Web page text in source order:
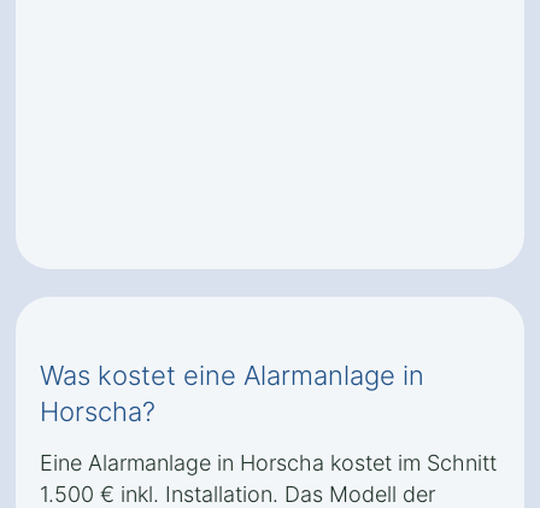
Was kostet eine Alarmanlage in
Horscha?
Eine Alarmanlage in Horscha kostet im Schnitt
1.500 € inkl. Installation. Das Modell der